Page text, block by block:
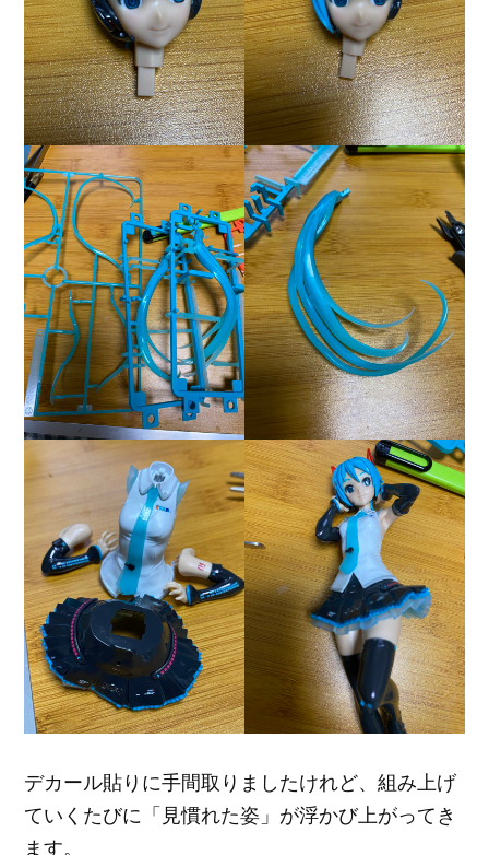
デカール貼りに手間取りましたけれど、組み上げ
ていくたびに「見慣れた姿」が浮かび上がってき
ます。